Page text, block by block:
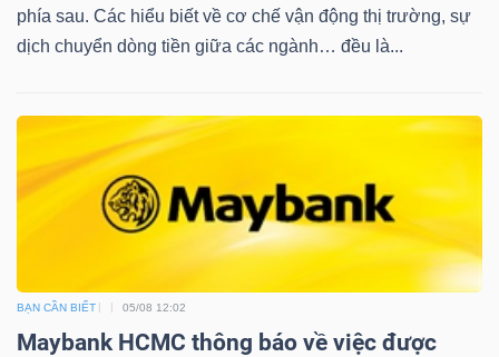
phía sau. Các hiểu biết về cơ chế vận động thị trường, sự
dịch chuyển dòng tiền giữa các ngành… đều là...
BẠN CẦN BIẾT 05/08 12:02
Maybank HCMC thông báo về việc được